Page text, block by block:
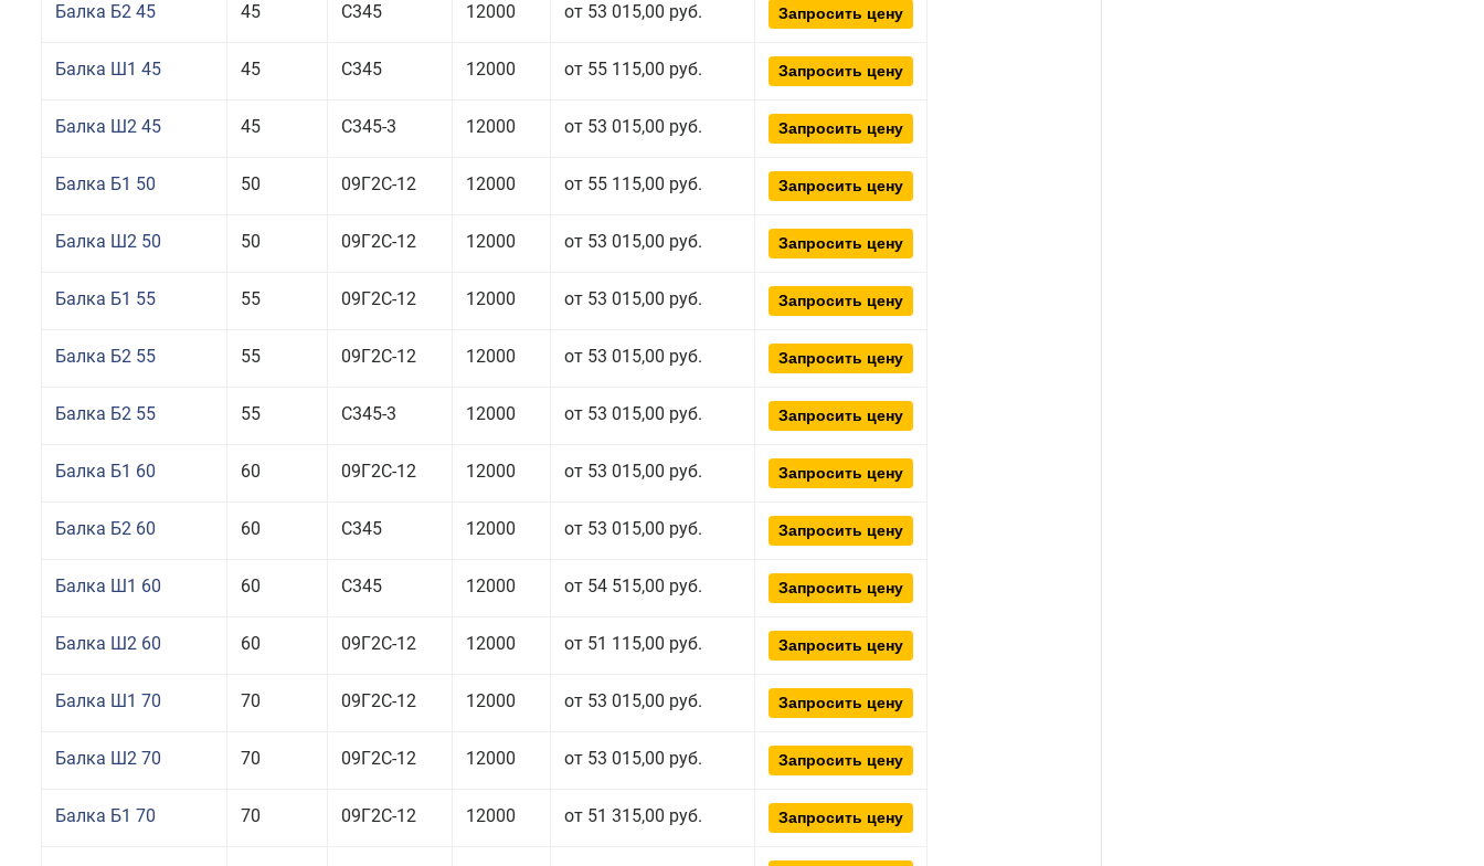
Балка Б2 45 45 С345 12000 от 53 015,00 руб. Запросить цену
Балка Ш1 45 45 С345 12000 от 55 115,00 руб. Запросить цену
Балка Ш2 45 45 С345-3 12000 от 53 015,00 руб. Запросить цену
Балка Б1 50 50 09Г2С-12 12000 от 55 115,00 руб. Запросить цену
Балка Ш2 50 50 09Г2С-12 12000 от 53 015,00 руб. Запросить цену
Балка Б1 55 55 09Г2С-12 12000 от 53 015,00 руб. Запросить цену
Балка Б2 55 55 09Г2С-12 12000 от 53 015,00 руб. Запросить цену
Балка Б2 55 55 С345-3 12000 от 53 015,00 руб. Запросить цену
Балка Б1 60 60 09Г2С-12 12000 от 53 015,00 руб. Запросить цену
Балка Б2 60 60 С345 12000 от 53 015,00 руб. Запросить цену
Балка Ш1 60 60 С345 12000 от 54 515,00 руб. Запросить цену
Балка Ш2 60 60 09Г2С-12 12000 от 51 115,00 руб. Запросить цену
Балка Ш1 70 70 09Г2С-12 12000 от 53 015,00 руб. Запросить цену
Балка Ш2 70 70 09Г2С-12 12000 от 53 015,00 руб. Запросить цену
Балка Б1 70 70 09Г2С-12 12000 от 51 315,00 руб. Запросить цену